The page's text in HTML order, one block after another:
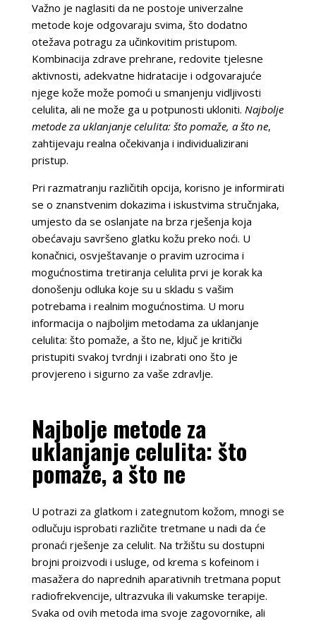
Važno je naglasiti da ne postoje univerzalne
metode koje odgovaraju svima, što dodatno
otežava potragu za učinkovitim pristupom.
Kombinacija zdrave prehrane, redovite tjelesne
aktivnosti, adekvatne hidratacije i odgovarajuće
njege kože može pomoći u smanjenju vidljivosti
celulita, ali ne može ga u potpunosti ukloniti. Najbolje
metode za uklanjanje celulita: što pomaže, a što ne,
zahtijevaju realna očekivanja i individualizirani
pristup.
Pri razmatranju različitih opcija, korisno je informirati
se o znanstvenim dokazima i iskustvima stručnjaka,
umjesto da se oslanjate na brza rješenja koja
obećavaju savršeno glatku kožu preko noći. U
konačnici, osvještavanje o pravim uzrocima i
mogućnostima tretiranja celulita prvi je korak ka
donošenju odluka koje su u skladu s vašim
potrebama i realnim mogućnostima. U moru
informacija o najboljim metodama za uklanjanje
celulita: što pomaže, a što ne, ključ je kritički
pristupiti svakoj tvrdnji i izabrati ono što je
provjereno i sigurno za vaše zdravlje.
Najbolje metode za
uklanjanje celulita: što
pomaže, a što ne
U potrazi za glatkom i zategnutom kožom, mnogi se
odlučuju isprobati različite tretmane u nadi da će
pronaći rješenje za celulit. Na tržištu su dostupni
brojni proizvodi i usluge, od krema s kofeinom i
masažera do naprednih aparativnih tretmana poput
radiofrekvencije, ultrazvuka ili vakumske terapije.
Svaka od ovih metoda ima svoje zagovornike, ali